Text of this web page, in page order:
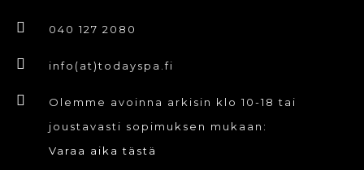
040 127 2080
info(at)todayspa.fi
Olemme avoinna arkisin klo 10-18 tai
joustavasti sopimuksen mukaan:
Varaa aika tästä